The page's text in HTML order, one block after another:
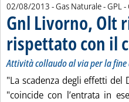
02/08/2013 - Gas Naturale - GPL -
Gnl Livorno, Olt
rispettato con il
Attività collaudo al via per la fine
"La scadenza degli effetti del
"coincide con l’entrata in